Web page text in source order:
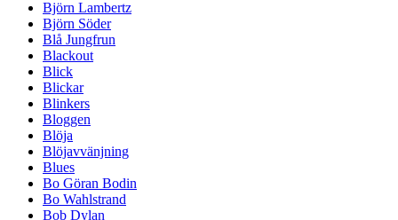
Björn Lambertz
Björn Söder
Blå Jungfrun
Blackout
Blick
Blickar
Blinkers
Bloggen
Blöja
Blöjavvänjning
Blues
Bo Göran Bodin
Bo Wahlstrand
Bob Dylan